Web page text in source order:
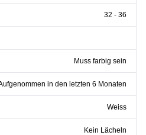
32 - 36
Muss farbig sein
in den letzten 6 Monaten
Weiss
Kein Lächeln